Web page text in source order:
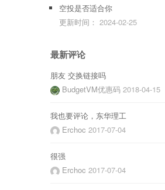
空投是否适合你
更新时间： 2024-02-25
最新评论
朋友 交换链接吗
BudgetVM优惠码 2018-04-15
我也要评论，东华理工
Erchoc 2017-07-04
很强
Erchoc 2017-07-04